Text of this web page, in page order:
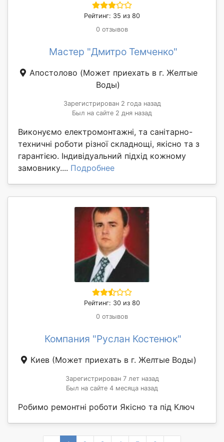
Рейтинг: 35 из 80
0 отзывов
Мастер "Дмитро Темченко"
Апостоловo (Может приехать в г. Желтые
Воды)
Зарегистрирован 2 года назад
Был на сайте 2 дня назад
Виконуємо електромонтажні, та санітарно-
техничні роботи різної складнощі, якісно та з
гарантією. Індивідуальний підхід кожному
замовнику.... Подробнее
Рейтинг: 30 из 80
0 отзывов
Компания "Руслан Костенюк"
Киев (Может приехать в г. Желтые Воды)
Зарегистрирован 7 лет назад
Был на сайте 4 месяца назад
Робимо ремонтні роботи Якісно та під Ключ